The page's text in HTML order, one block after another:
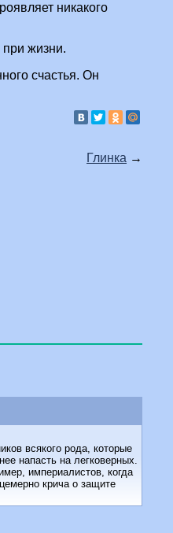
никакого
жизни.
счастья. Он
Глинка →
всякого рода, которые
напасть на легковерных.
империалистов, когда
крича о защите